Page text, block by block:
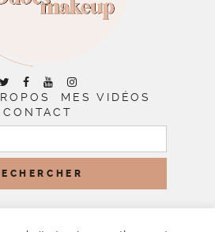
MES VIDÉOS
CONTACT
RECHERCHER :